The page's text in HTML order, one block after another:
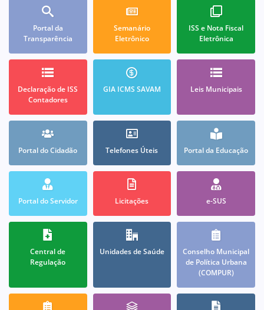
Portal da
Transparência
Semanário
Eletrônico
ISS e Nota Fiscal
Eletrônica
Declaração de ISS
Contadores
GIA ICMS SAVAM Leis Municipais
Portal do Cidadão Telefones Úteis Portal da Educação
Portal do Servidor Licitações e-SUS
Central de
Regulação
Unidades de Saúde
Conselho Municipal
de Política Urbana
(COMPUR)